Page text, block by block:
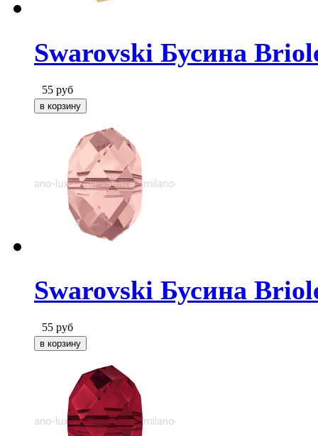
Swarovski Бусина
55 руб
Swarovski Бусина
55 руб